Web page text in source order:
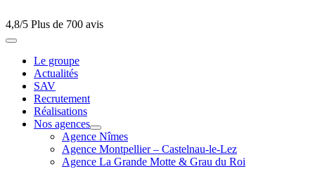
4,8/5 Plus de 700 avis
Le groupe
Actualités
SAV
Recrutement
Réalisations
Nos agences
Agence Nîmes
Agence Montpellier – Castelnau-le-Lez
Agence La Grande Motte & Grau du Roi